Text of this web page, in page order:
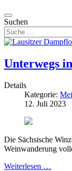
Suchen
Unterwegs
Details
Kategorie:
12. Juli 2023
Die Sächsische
Weinwanderung
Weiterlesen …